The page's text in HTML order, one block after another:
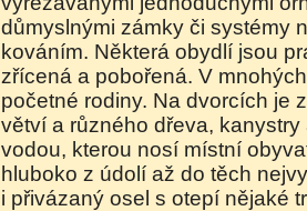
důmyslnými zámky či systémy
kováním. Některá obydlí jsou
zřícená a pobořená. V
početné rodiny. Na dvorcích je
větví a různého dřeva,
vodou, kterou nosí místní
hluboko z údolí až do těch
i přivázaný osel s otepí nějaké